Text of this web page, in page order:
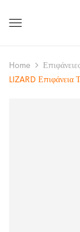
Home
LIZARD Επιφάνεια